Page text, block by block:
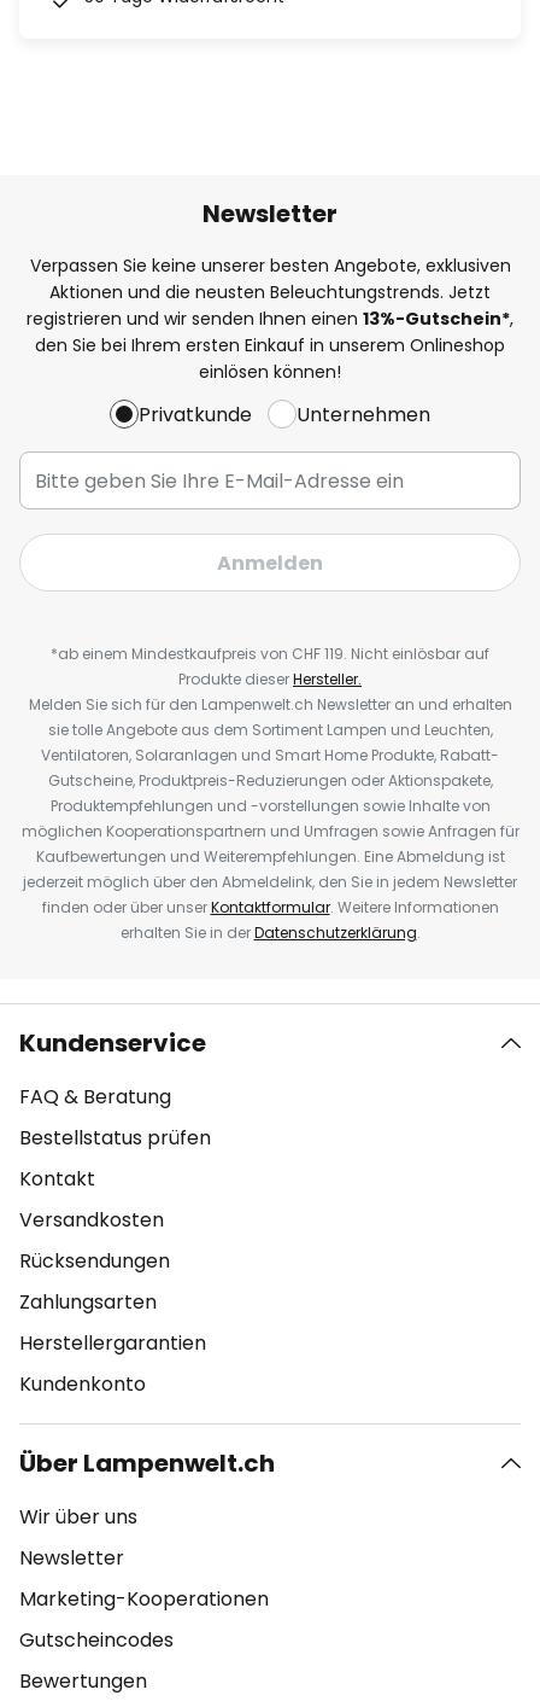
Newsletter
Verpassen Sie keine unserer besten Angebote, exklusiven
Aktionen und die neusten Beleuchtungstrends. Jetzt
registrieren und wir senden Ihnen einen 13%-Gutschein*,
den Sie bei Ihrem ersten Einkauf in unserem Onlineshop
einlösen können!
Privatkunde Unternehmen
Anmelden
*ab einem Mindestkaufpreis von CHF 119. Nicht einlösbar auf
Produkte dieserHersteller.
Melden Sie sich für den Lampenwelt.ch Newsletter an und erhalten
sie tolle Angebote aus dem Sortiment Lampen und Leuchten,
Ventilatoren, Solaranlagen und Smart Home Produkte, Rabatt-
Gutscheine, Produktpreis-Reduzierungen oder Aktionspakete,
Produktempfehlungen und -vorstellungen sowie Inhalte von
möglichen Kooperationspartnern und Umfragen sowie Anfragen für
Kaufbewertungen und Weiterempfehlungen. Eine Abmeldung ist
jederzeit möglich über den Abmeldelink, den Sie in jedem Newsletter
finden oder über unserKontaktformular. Weitere Informationen
erhalten Sie in derDatenschutzerklärung.
Kundenservice
FAQ & Beratung
Bestellstatus prüfen
Kontakt
Versandkosten
Rücksendungen
Zahlungsarten
Herstellergarantien
Kundenkonto
Über Lampenwelt.ch
Wir über uns
Newsletter
Marketing-Kooperationen
Gutscheincodes
Bewertungen